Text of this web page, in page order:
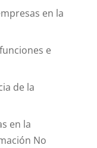
en la
e
de la
en la
No